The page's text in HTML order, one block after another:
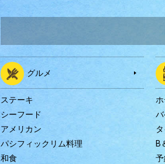
グルメ
ステーキ
シーフード
アメリカン
パシフィックリム料理
和食
B